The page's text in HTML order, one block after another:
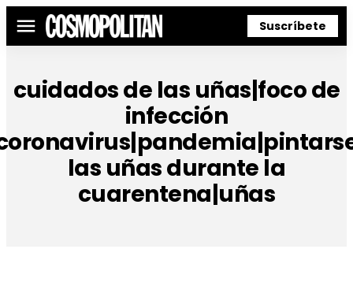
Menú Suscríbete
cuidados de las uñas|foco de
infección
las uñas durante la
cuarentena|uñas